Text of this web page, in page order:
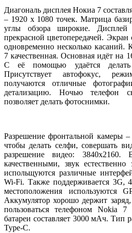
Диагональ дисплея Нокиа 7
– 1920 х 1080 точек. Матрица
углы обзора широкие. Дисплей
прекрасной цветопередачей.
одновременно несколько касаний.
7 качественная. Основная идёт на
С её помощью удаётся делать
Присутствует автофокус,
получаются отличные
детализацию. Ночью телефон
позволяет делать фотоснимки.
Разрешение фронтальной камеры
чтобы делать селфи, совершать
разрешение видео: 3840х2160.
качественными, звук
испольщуются различные
Wi-Fi. Также поддерживается 3G,
местоположения используются
Аккумулятор хорошо держит
пользоваться телефоном Nokia
батареи составляет 3000 мАч. Тип
Type-C.